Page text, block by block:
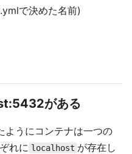
で決めた名前)
がある
ようにコンテナは一つの
れに localhost が存在し